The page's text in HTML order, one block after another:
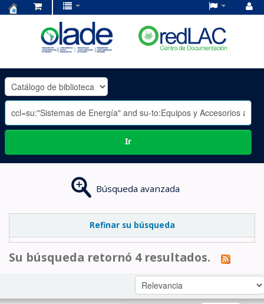
OLADE
-
Ir
Búsqueda avanzada
Refinar su búsqueda
Su búsqueda retornó 4 resultados.